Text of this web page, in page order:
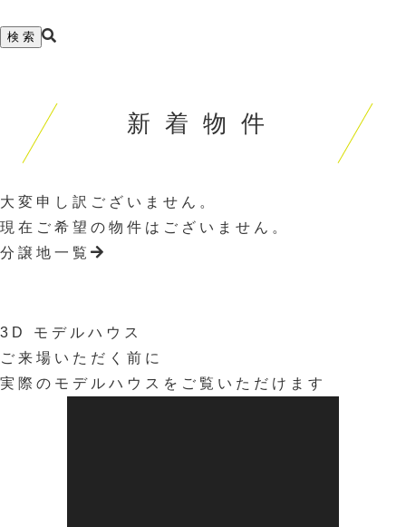
新 着 物 件
大変申し訳ございません。
現在ご希望の物件はございません。
分譲地一覧
3 D モ デ ル ハ ウ ス
ご来場いただく前に
実際のモデルハウスをご覧いただけます